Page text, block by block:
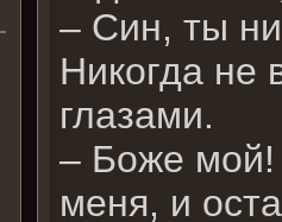
– Син, ты
Никогда не
глазами.
– Боже мой!
меня, и